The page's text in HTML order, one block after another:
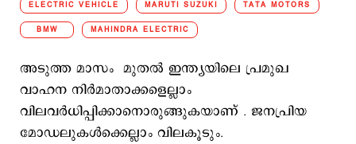
ELECTRIC VEHICLE MARUTI SUZUKI TATA MOTORS
BMW MAHINDRA ELECTRIC
അടുത്ത മാസം മുതൽ ഇന്ത്യയിലെ പ്രമുഖ
വാഹന നിർമാതാക്കളെല്ലാം
വിലവര്‍ധിപ്പിക്കാനൊരുങ്ങുകയാണ് . ജനപ്രിയ
മോഡലുകള്‍ക്കെല്ലാം വിലകൂടും.